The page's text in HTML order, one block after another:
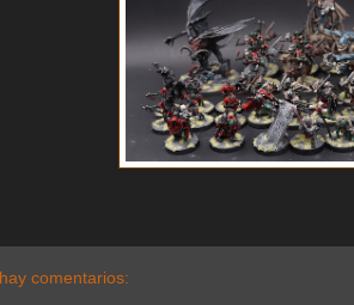
comentarios: